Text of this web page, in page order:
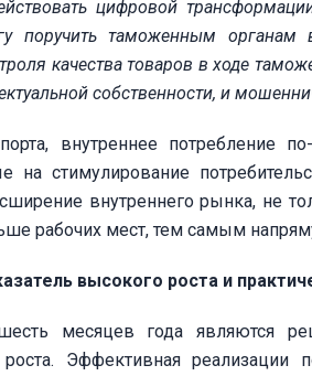
цифровой
поручить таможенным органам
качества товаров в ходе
собственности, и
внутреннее потребление
на стимулирование
внутреннего рынка, не
рабочих мест, тем самым
высокого роста и
месяцев года являются
роста. Эффективная